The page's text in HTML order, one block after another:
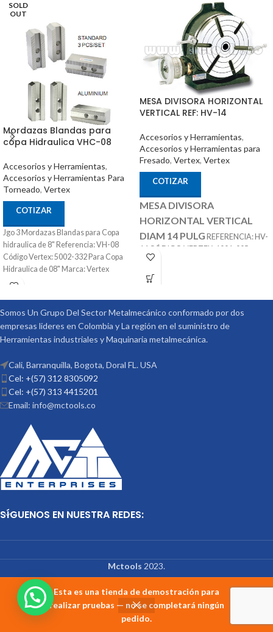
Esta es una tienda de demostración para
realizar pruebas — no se completará ningún
pedido.
SOLD
OUT
Mordazas Blandas para
copa Hidraulica VHC-08
Accesorios y Herramientas,
Accesorios y Herramientas Para
Torneado, Vertex
COTIZAR
Jgo 3 Mordazas Blandas para Copa
hidraulica de 8" Referencia: VH-08
Código Vertex: 5002-332 Para Copa
Hidraulica de 08" Marca: Vertex
MESA DIVISORA HORIZONTAL
VERTICAL REF: HV-14
Accesorios y Herramientas,
Accesorios y Herramientas para
Fresado, Vertex, Vertex
COTIZAR
MESA DIVISORA
HORIZONTAL VERTICAL
DIAM 14 PULG REFERENCIA: HV-
14 CÓDIGO VERTEX: 1001-005
MARCA: VERTEX
OPCIONALES:
Somos Un Grupo Del Sector Metalmecánico conformado por dos
empresas lideres en Colombia y La región en el suministro de
Herramientas industriales y Maquinaria metalmecánica.
Cali, Barranquilla, Bogota, Doral FL. USA
Cel: +(57) 312 8305092
Cel: +(57) 313 4415201
Email: info@mctools.co
SÍGUENOS EN NUESTRA REDES:
Mctools 2023.